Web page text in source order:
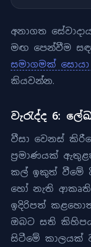
අනාගත
මඟ පෙන්වීම
සමාගමක්
කියවන්න.
වැරැද්ද 6:
වීසා වෙනස්
ප්‍රමාණයක්
කල් ඉකුත් වීමේ
හෝ නැති
ඉදිරිපත්
ඔබට සති
සිටීමේ කාලයක්